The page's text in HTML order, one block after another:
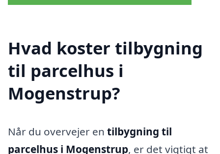
Hvad koster tilbygning
til parcelhus i
Mogenstrup?
Når du overvejer en tilbygning til
parcelhus i Mogenstrup, er det vigtigt at